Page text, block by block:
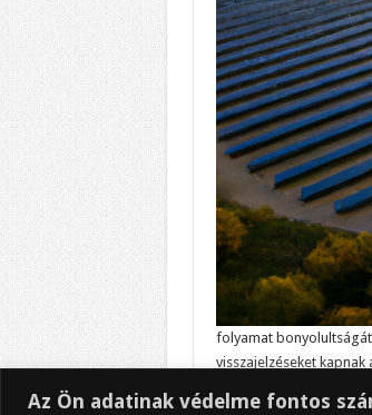
Az Ön adatinak védelme fontos
folyamat
visszajelzéseket kapnak
Végső soron a May sun